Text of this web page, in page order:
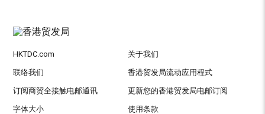
HKTDC.com 关于我们
联络我们 香港贸发局流动应用程式
订阅商贸全接触电邮通讯 更新您的香港贸发局电邮订阅
字体大小 使用条款